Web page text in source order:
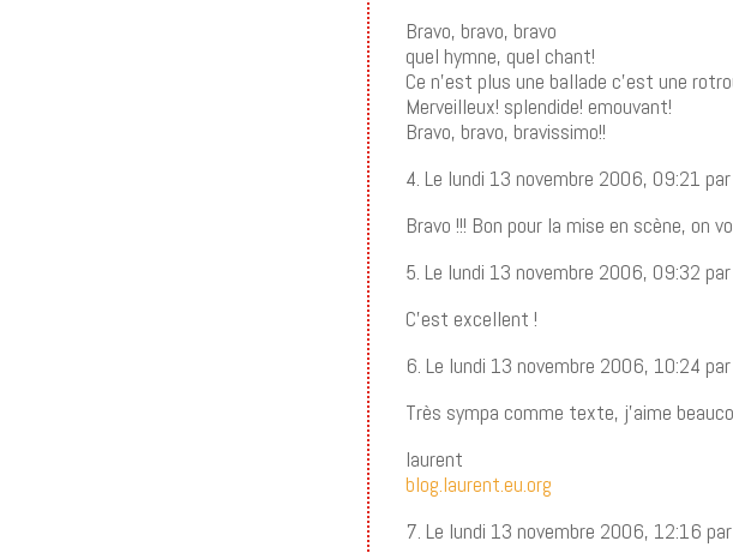
Bravo, bravo, bravo
quel hymne, quel chant!
Ce n’est plus une ballade c’est une
Merveilleux! splendide! emouvant!
Bravo, bravo, bravissimo!!
4. Le lundi 13 novembre 2006, 09:21 par
Bravo !!! Bon pour la mise en scène, on
5. Le lundi 13 novembre 2006, 09:32
C’est excellent !
6. Le lundi 13 novembre 2006, 10:24 par
Très sympa comme texte, j’aime
laurent
blog.laurent.eu.org
7. Le lundi 13 novembre 2006, 12:16